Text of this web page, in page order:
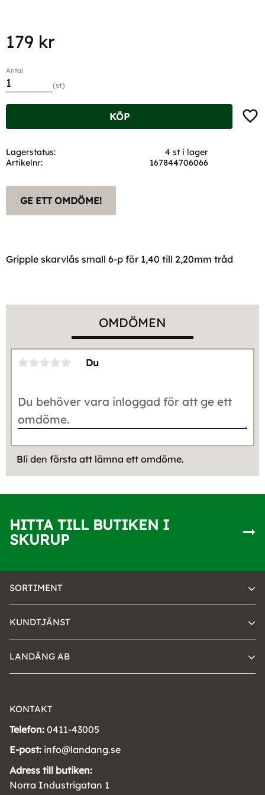
179 kr
Antal
st
KÖP
Lagerstatus
4 st i lager
Artikelnr
167844706066
GE ETT OMDÖME!
Gripple skarvlås small 6-p för 1,40 till 2,20mm tråd
OMDÖMEN
Du
Bli den första att lämna ett omdöme.
HITTA TILL BUTIKEN I
SKURUP
SORTIMENT
KUNDTJÄNST
LANDÄNG AB
KONTAKT
Telefon: 0411-43005
E-post: info@landang.se
Adress till butiken:
Norra Industrigatan 1